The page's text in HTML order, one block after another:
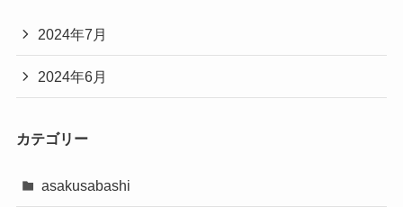
2024年7月
2024年6月
カテゴリー
asakusabashi